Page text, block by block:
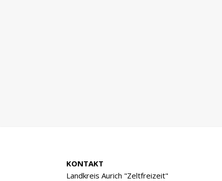
KONTAKT
Landkreis Aurich "Zeltfreizeit"